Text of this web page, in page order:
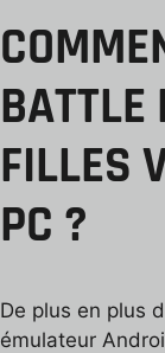
FILLES
PC ?
De plus en plus
émulateur